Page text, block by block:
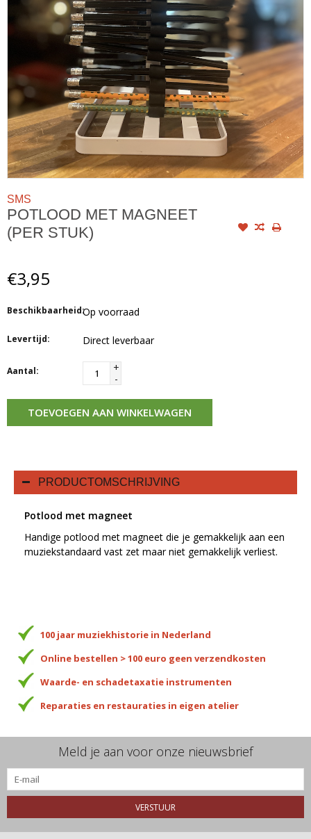
SMS
POTLOOD MET MAGNEET
(PER STUK)
€3,95
Beschikbaarheid:Op voorraad
Levertijd: Direct leverbaar
Aantal:
+
-
TOEVOEGEN AAN WINKELWAGEN
PRODUCTOMSCHRIJVING
Potlood met magneet
Handige potlood met magneet die je gemakkelijk aan een
muziekstandaard vast zet maar niet gemakkelijk verliest.
100 jaar muziekhistorie in Nederland
Online bestellen > 100 euro geen verzendkosten
Waarde- en schadetaxatie instrumenten
Reparaties en restauraties in eigen atelier
Meld je aan voor onze nieuwsbrief
VERSTUUR